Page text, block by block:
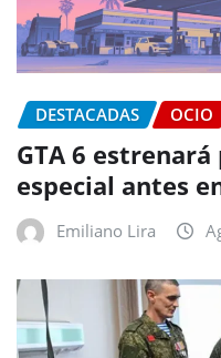
DESTACADAS OCIO
GTA 6
especial antes
Emiliano Lira